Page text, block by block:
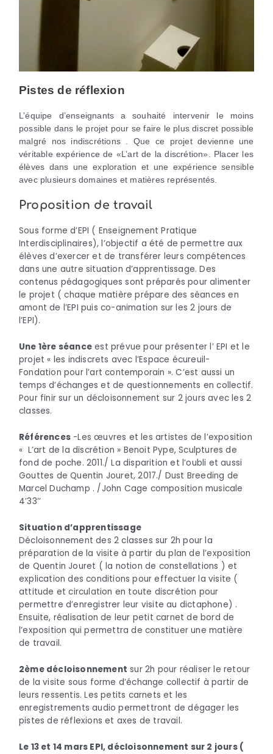
Pistes de réflexion
L’équipe d’enseignants a souhaité intervenir le moins
possible dans le projet pour se faire le plus discret possible
malgré nos indiscrétions . Que ce projet devienne une
véritable expérience de «L’art de la discrétion». Placer les
élèves dans une exploration et une expérience sensible
avec plusieurs domaines et matières représentés.
Proposition de travail
Sous forme d’EPI ( Enseignement Pratique
Interdisciplinaires), l’objectif a été de permettre aux
élèves d’exercer et de transférer leurs compétences
dans une autre situation d’apprentissage. Des
contenus pédagogiques sont préparés pour alimenter
le projet ( chaque matière prépare des séances en
amont de l’EPI puis co-animation sur les 2 jours de
l’EPI).
Une 1ère séance est prévue pour présenter l’ EPI et le
projet« les indiscrets avec l’Espace écureuil-
Fondation pour l’art contemporain ». C’est aussi un
temps d’échanges et de questionnements en collectif.
Pour finir sur un décloisonnement sur 2 jours avec les 2
classes.
Références -Les œuvres et les artistes de l’exposition
« L’art de la discrétion » Benoit Pype, Sculptures de
fond de poche. 2011./ La disparition et l’oubli et aussi
Gouttes de Quentin Jouret, 2017./ Dust Breeding de
Marcel Duchamp . /John Cage composition musicale
4’33’’
Situation d’apprentissage
Décloisonnement des 2 classes sur 2h pour la
préparation de la visite à partir du plan de l’exposition
de Quentin Jouret ( la notion de constellations ) et
explication des conditions pour effectuer la visite (
attitude et circulation en toute discrétion pour
permettre d’enregistrer leur visite au dictaphone) .
Ensuite, réalisation de leur petit carnet de bord de
l’exposition qui permettra de constituer une matière
de travail.
2ème décloisonnement sur 2h pour réaliser le retour
de la visite sous forme d’échange collectif à partir de
leurs ressentis. Les petits carnets et les
enregistrements audio permettront de dégager les
pistes de réflexions et axes de travail.
Le 13 et 14 mars EPI, décloisonnement sur 2 jours (